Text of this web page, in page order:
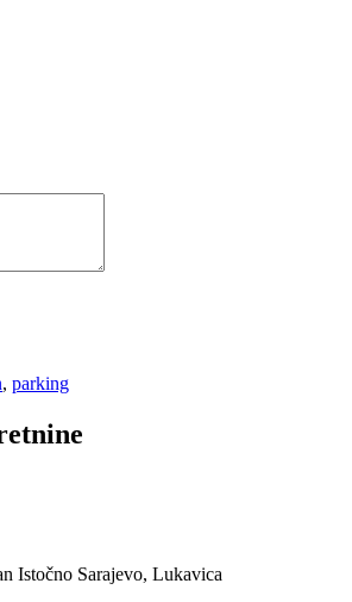
, parking
Istočno Sarajevo, Lukavica